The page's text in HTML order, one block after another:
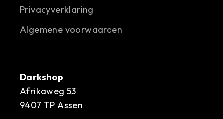
Privacyverklaring
Algemene voorwaarden
Darkshop
Afrikaweg 53
9407 TP Assen